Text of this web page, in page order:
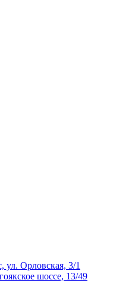
ул. Орловская, 3/1
шоссе, 13/49